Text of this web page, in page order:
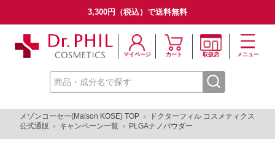
3,300円（税込）で送料無料
マイページ カート 取扱店 メニュー
メゾンコーセー(Maison KOSE) TOP
ドクターフィル コスメティクス
公式通販
キャンペーン一覧 PLGAナノパウダー